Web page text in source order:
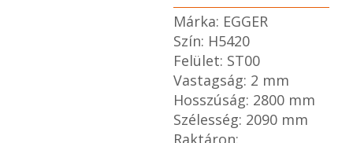
Márka: EGGER
Szín: H5420
Felület: ST00
Vastagság: 2 mm
Hosszúság: 2800 mm
Szélesség: 2090 mm
Raktáron: